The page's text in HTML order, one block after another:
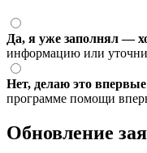
Да, я уже заполнял —
информацию или
Нет, делаю это впервые
программе помощи
Обновление